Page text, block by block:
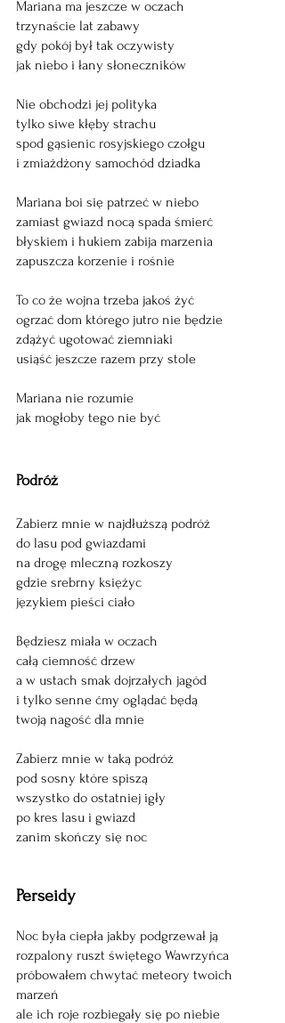
Mariana ma jeszcze w oczach
trzynaście lat zabawy
gdy pokój był tak oczywisty
jak niebo i łany słoneczników
Nie obchodzi jej polityka
tylko siwe kłęby strachu
spod gąsienic rosyjskiego czołgu
i zmiażdżony samochód dziadka
Mariana boi się patrzeć w niebo
zamiast gwiazd nocą spada śmierć
błyskiem i hukiem zabija marzenia
zapuszcza korzenie i rośnie
To co że wojna trzeba jakoś żyć
ogrzać dom którego jutro nie będzie
zdążyć ugotować ziemniaki
usiąść jeszcze razem przy stole
Mariana nie rozumie
jak mogłoby tego nie być
Podróż
Zabierz mnie w najdłuższą podróż
do lasu pod gwiazdami
na drogę mleczną rozkoszy
gdzie srebrny księżyc
językiem pieści ciało
Będziesz miała w oczach
całą ciemność drzew
a w ustach smak dojrzałych jagód
i tylko senne ćmy oglądać będą
twoją nagość dla mnie
Zabierz mnie w taką podróż
pod sosny które spiszą
wszystko do ostatniej igły
po kres lasu i gwiazd
zanim skończy się noc
Perseidy
Noc była ciepła jakby podgrzewał ją
rozpalony ruszt świętego Wawrzyńca
próbowałem chwytać meteory twoich
marzeń
ale ich roje rozbiegały się po niebie